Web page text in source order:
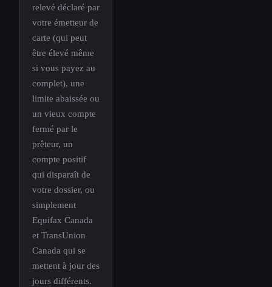
relevé déclaré par
votre émetteur de
carte (qui peut
être élevé même
si vous payez au
complet), une
limite abaissée ou
un vieux compte
fermé par le
prêteur, un
compte positif
qui disparaît de
votre dossier, ou
simplement
Equifax Canada
et TransUnion
Canada qui se
mettent à jour des
jours différents.